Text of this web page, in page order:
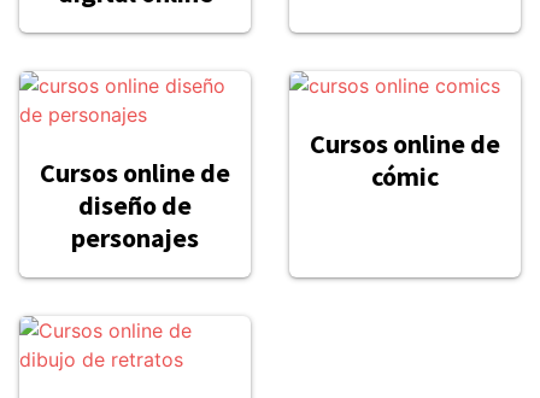
Cursos online de
diseño de
personajes
Cursos online de
cómic